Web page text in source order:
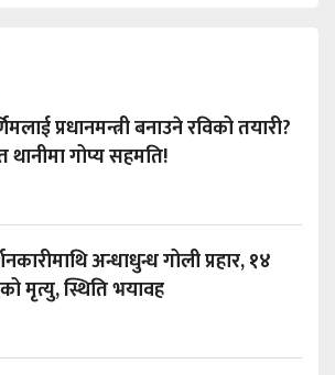
प्रधानमन्त्री बनाउने रविको तयारी?
थानीमा गोप्य सहमति!
अन्धाधुन्ध गोली प्रहार, १४
मृत्यु, स्थिति भयावह